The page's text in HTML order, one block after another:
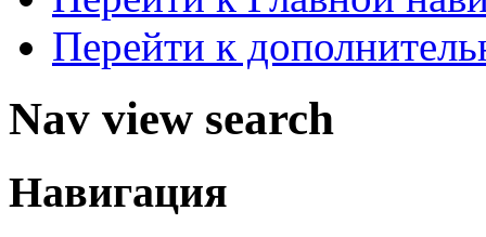
Перейти к
Nav view search
Навигация